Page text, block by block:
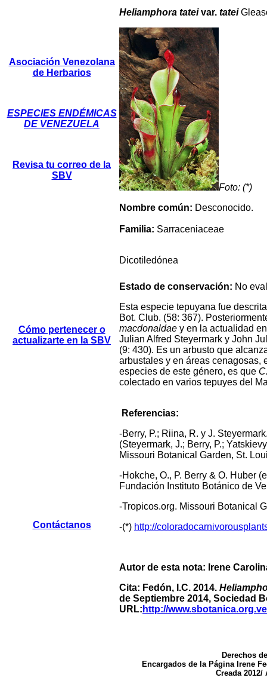
Heliamphora tateivar. tatei
Foto: (*)
Nombre común: Desconocido.
Familia: Sarraceniaceae
Dicotiledónea
Estado de conservación: No
Esta especie tepuyana fue
Bot. Club. (58: 367).
macdonaldae y en la actualidad
Julian Alfred Steyermark y John
(9: 430). Es un arbusto que
arbustales y en áreas cenagosas,
especies de este género, es que
colectado en varios tepuyes del
Referencias:
-Berry, P.; Riina, R. y J.
(Steyermark, J.; Berry, P.;
Missouri Botanical Garden, St.
-Hokche, O., P. Berry & O. Huber
Fundación Instituto Botánico de
-Tropicos.org. Missouri Botanical
-(*) http://
Autor de esta nota: Irene
Cita: Fedón, I.C. 2014.
de Septiembre 2014, Sociedad
URL: http://
Asociación Venezolana
de Herbarios
ESPECIES ENDÉMICAS
DE VENEZUELA
Revisa tu correo de la
SBV
Cómo pertenecer o
actualizarte en la SBV
Contáctanos
Derechos
Encargados de la Página Irene
Creada 2012/